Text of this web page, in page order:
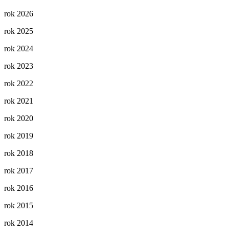
rok 2026
rok 2025
rok 2024
rok 2023
rok 2022
rok 2021
rok 2020
rok 2019
rok 2018
rok 2017
rok 2016
rok 2015
rok 2014